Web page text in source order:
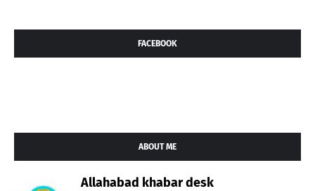
FACEBOOK
ABOUT ME
Allahabad khabar desk